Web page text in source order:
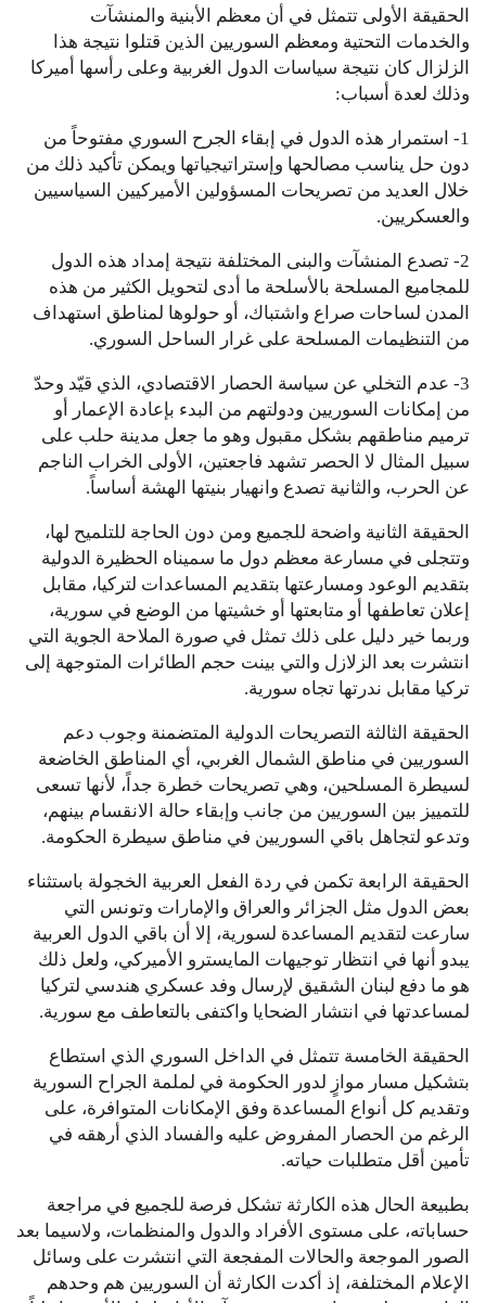
الحقيقة الأولى تتمثل في أن معظم الأبنية والمنشآت
والخدمات التحتية ومعظم السوريين الذين قتلوا نتيجة هذا
الزلزال كان نتيجة سياسات الدول الغربية وعلى رأسها أميركا
وذلك لعدة أسباب:
1- استمرار هذه الدول في إبقاء الجرح السوري مفتوحاً من
دون حل يناسب مصالحها وإستراتيجياتها ويمكن تأكيد ذلك من
خلال العديد من تصريحات المسؤولين الأميركيين السياسيين
والعسكريين.
2- تصدع المنشآت والبنى المختلفة نتيجة إمداد هذه الدول
للمجاميع المسلحة بالأسلحة ما أدى لتحويل الكثير من هذه
المدن لساحات صراع واشتباك، أو حولوها لمناطق استهداف
من التنظيمات المسلحة على غرار الساحل السوري.
3- عدم التخلي عن سياسة الحصار الاقتصادي، الذي قيّد وحدّ
من إمكانات السوريين ودولتهم من البدء بإعادة الإعمار أو
ترميم مناطقهم بشكل مقبول وهو ما جعل مدينة حلب على
سبيل المثال لا الحصر تشهد فاجعتين، الأولى الخراب الناجم
عن الحرب، والثانية تصدع وانهيار بنيتها الهشة أساساً.
الحقيقة الثانية واضحة للجميع ومن دون الحاجة للتلميح لها،
وتتجلى في مسارعة معظم دول ما سميناه الحظيرة الدولية
بتقديم الوعود ومسارعتها بتقديم المساعدات لتركيا، مقابل
إعلان تعاطفها أو متابعتها أو خشيتها من الوضع في سورية،
وربما خير دليل على ذلك تمثل في صورة الملاحة الجوية التي
انتشرت بعد الزلازل والتي بينت حجم الطائرات المتوجهة إلى
تركيا مقابل ندرتها تجاه سورية.
الحقيقة الثالثة التصريحات الدولية المتضمنة وجوب دعم
السوريين في مناطق الشمال الغربي، أي المناطق الخاضعة
لسيطرة المسلحين، وهي تصريحات خطرة جداً، لأنها تسعى
للتمييز بين السوريين من جانب وإبقاء حالة الانقسام بينهم،
وتدعو لتجاهل باقي السوريين في مناطق سيطرة الحكومة.
الحقيقة الرابعة تكمن في ردة الفعل العربية الخجولة باستثناء
بعض الدول مثل الجزائر والعراق والإمارات وتونس التي
سارعت لتقديم المساعدة لسورية، إلا أن باقي الدول العربية
يبدو أنها في انتظار توجيهات المايسترو الأميركي، ولعل ذلك
هو ما دفع لبنان الشقيق لإرسال وفد عسكري هندسي لتركيا
لمساعدتها في انتشار الضحايا واكتفى بالتعاطف مع سورية.
الحقيقة الخامسة تتمثل في الداخل السوري الذي استطاع
بتشكيل مسار موازٍ لدور الحكومة في لملمة الجراح السورية
وتقديم كل أنواع المساعدة وفق الإمكانات المتوافرة، على
الرغم من الحصار المفروض عليه والفساد الذي أرهقه في
تأمين أقل متطلبات حياته.
بطبيعة الحال هذه الكارثة تشكل فرصة للجميع في مراجعة
حساباته، على مستوى الأفراد والدول والمنظمات، ولاسيما بعد
الصور الموجعة والحالات المفجعة التي انتشرت على وسائل
الإعلام المختلفة، إذ أكدت الكارثة أن السوريين هم وحدهم